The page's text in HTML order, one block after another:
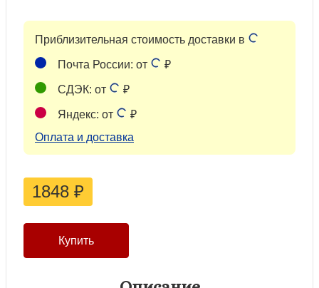
Приблизительная стоимость доставки в
Почта России: от ₽
СДЭК: от ₽
Яндекс: от
₽
Оплата и доставка
1848 ₽